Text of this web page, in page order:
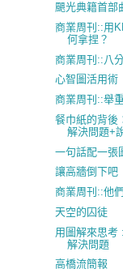
颶光典籍首部
商業周刊::用
何拿捏？
商業周刊::八
心智圖活用術
商業周刊::舉
餐巾紙的背後
解決問題+
一句話配一張
讓高牆倒下吧
商業周刊::他
天空的囚徒
用圖解來思考
解決問題
高橋流簡報